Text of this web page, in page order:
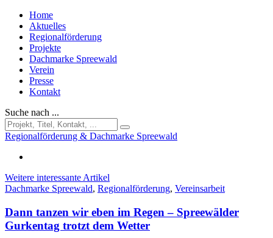
Home
Aktuelles
Regionalförderung
Projekte
Dachmarke Spreewald
Verein
Presse
Kontakt
Suche nach ...
Regionalförderung & Dachmarke Spreewald
Weitere interessante Artikel
Dachmarke Spreewald, Regionalförderung, Vereinsarbeit
Dann tanzen wir eben im Regen – Spreewälder
Gurkentag trotzt dem Wetter